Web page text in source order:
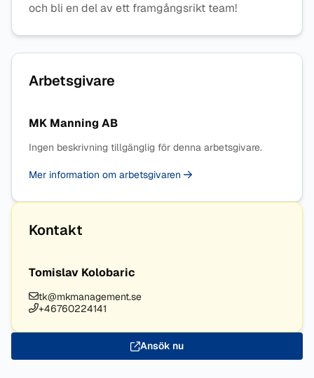
och bli en del av ett framgångsrikt team!
Arbetsgivare
MK Manning AB
Ingen beskrivning tillgänglig för denna arbetsgivare.
Mer information om arbetsgivaren
Kontakt
Tomislav Kolobaric
tk@mkmanagement.se
+46760224141
Ansök nu